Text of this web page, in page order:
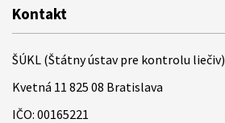
Kontakt
ŠÚKL (Štátny ústav pre kontrolu liečiv)
Kvetná 11 825 08 Bratislava
IČO: 00165221